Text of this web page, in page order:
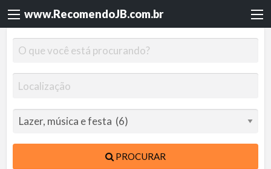
www.RecomendoJB.com.br
PROCURAR